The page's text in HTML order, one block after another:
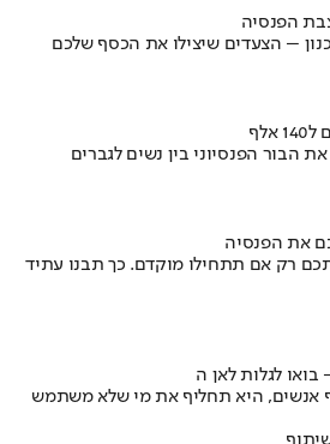
הפנסיה
– הצעדים שיצילו את הכסף שלכם
הבור הפנסיוני בין נשים לגברים
את הפנסיה
רק אם תתחילו מוקדם. כך תבנו עתיד
אנשים, היא תחליף את מי שלא משתמש